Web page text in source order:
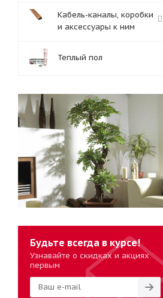
Кабель-каналы, коробки
и аксессуары к ним
Теплый пол
Будьте всегда в курсе!
Узнавайте о скидках и акциях
первым